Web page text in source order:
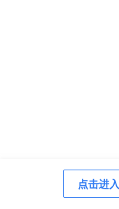
点击进